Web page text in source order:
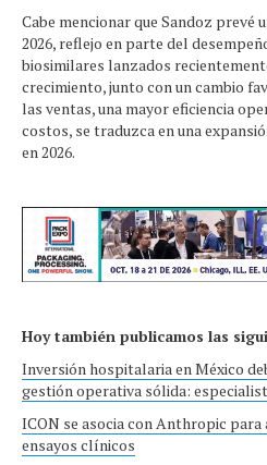
Cabe mencionar que Sandoz prevé
2026, reflejo en parte del
biosimilares lanzados
crecimiento, junto con un cambio
las ventas, una mayor eficiencia
costos, se traduzca en una
en 2026.
Hoy también publicamos las
Inversión hospitalaria en México
gestión operativa sólida:
ICON se asocia con Anthropic
ensayos clínicos